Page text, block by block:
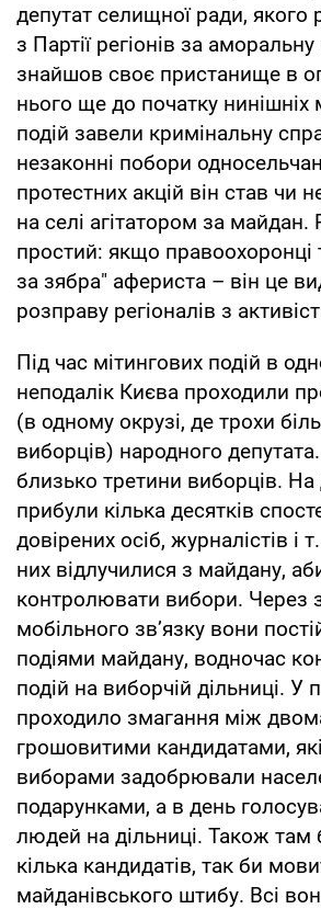
депутат селищної ради, якого
з Партії регіонів за аморальну
знайшов своє пристанище в
нього ще до початку
подій завели кримінальну
незаконні побори
протестних акцій він став чи
на селі агітатором за майдан.
простий: якщо правоохоронці
за зябра" афериста – він це
розправу регіоналів з
Під час мітингових подій в
неподалік Києва проходили
(в одному окрузі, де трохи
виборців) народного
близько третини виборців.
прибули кілька десятків
довірених осіб, журналістів і
них відлучилися з майдану,
контролювати вибори. Через
мобільного зв’язку вони
подіями майдану, водночас
подій на виборчій дільниці. У
проходило змагання між
грошовитими кандидатами,
виборами задобрювали
подарунками, а в день
людей на дільниці. Також там
кілька кандидатів, так би
майданівського штибу. Всі